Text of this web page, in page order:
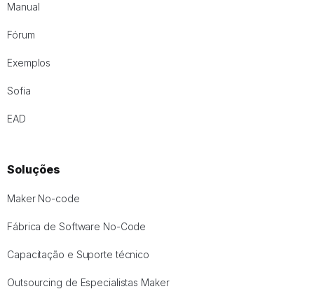
Manual
Fórum
Exemplos
Sofia
EAD
Soluções
Maker No-code
Fábrica de Software No-Code
Capacitação e Suporte técnico
Outsourcing de Especialistas Maker